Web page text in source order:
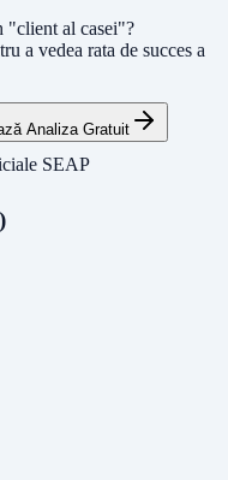
"client al casei"?
a vedea rata de succes a
Analiza Gratuit
SEAP